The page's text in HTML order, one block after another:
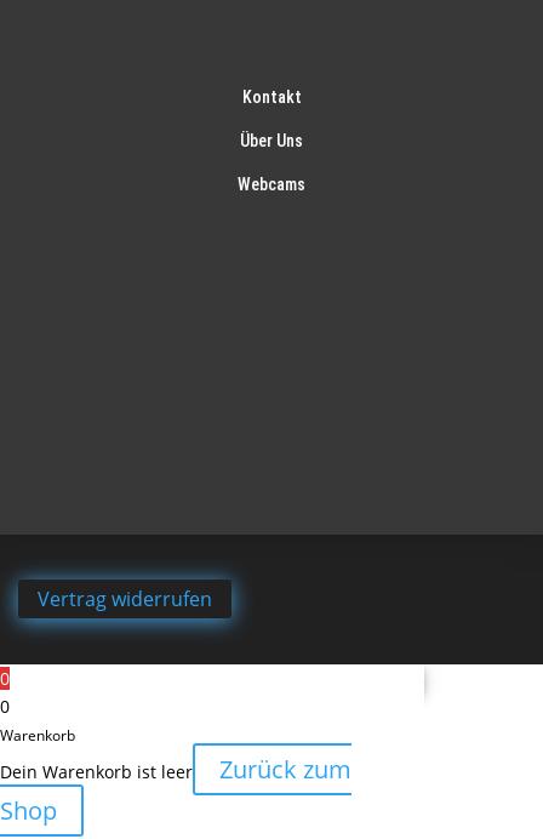
Kontakt
Über Uns
Webcams
Vertrag widerrufen
0
0
Warenkorb
Dein Warenkorb ist leer
Zurück zum
Shop